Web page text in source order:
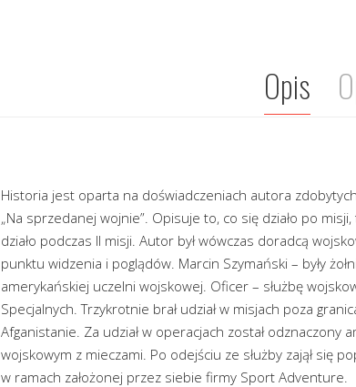
Opis
Historia jest oparta na doświadczeniach autora
„Na sprzedanej wojnie”. Opisuje to, co się działo po
działo podczas II misji. Autor był wówczas doradcą
punktu widzenia i poglądów. Marcin Szymański – były
amerykańskiej uczelni wojskowej. Oficer – służbę
Specjalnych. Trzykrotnie brał udział w misjach poza
Afganistanie. Za udział w operacjach został odznaczony
wojskowym z mieczami. Po odejściu ze służby zajął się
w ramach założonej przez siebie firmy Sport Adventure.